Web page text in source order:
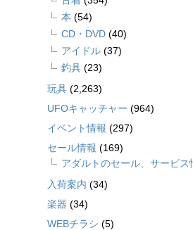
本 (54)
CD・DVD (40)
アイドル (37)
釣具 (23)
玩具 (2,263)
UFOキャッチャー (964)
イベント情報 (297)
セール情報 (169)
アダルトのセール、サービス
入荷案内 (34)
楽器 (34)
WEBチラシ (5)